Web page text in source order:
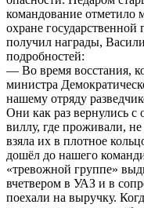
командование отметило
охране
получил награды,
подробностей:
— Во время восстания,
министра
нашему отряду
Они как раз вернулись с
виллу, где проживали, не
взяла их в плотное
дошёл до нашего
«тревожной группе»
вчетвером в УАЗ и в
поехали на выручку.